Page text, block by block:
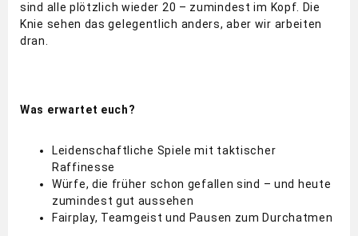
sind alle plötzlich wieder 20 – zumindest im Kopf. Die
Knie sehen das gelegentlich anders, aber wir arbeiten
dran.
Was erwartet euch?
Leidenschaftliche Spiele mit taktischer
Raffinesse
Würfe, die früher schon gefallen sind – und heute
zumindest gut aussehen
Fairplay, Teamgeist und Pausen zum Durchatmen